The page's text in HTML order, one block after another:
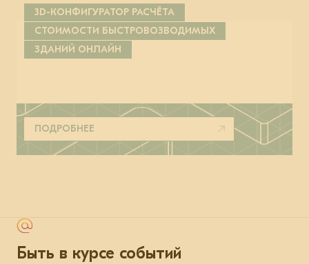
3D-КОНФИГУРАТОР РАСЧЁТА
СТОИМОСТИ БЫСТРОВОЗВОДИМЫХ
ЗДАНИЙ ОНЛАЙН
ПОДРОБНЕЕ
Быть в курсе событий